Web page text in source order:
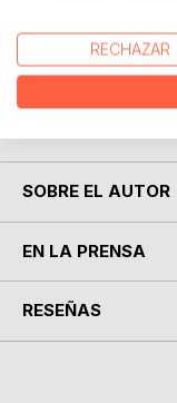
Te invito a este
juntas todo lo que
aquello que no
a que, por primera
SOBRE EL AUTOR
EN LA PRENSA
RESEÑAS
RECHAZAR